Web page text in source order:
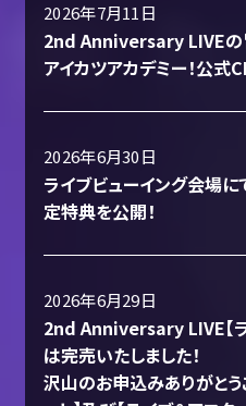
2026年7月11日
2nd Anniversary LIVEの
アイカツアカデミー！公式
2026年6月30日
ライブビューイング会場
定特典を公開！
2026年6月29日
2nd Anniversary LIVE【ラ
は完売いたしました！
沢山のお申込みありがとう